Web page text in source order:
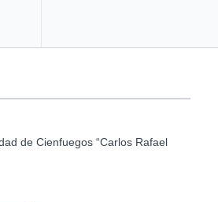
de Cienfuegos “Carlos Rafael